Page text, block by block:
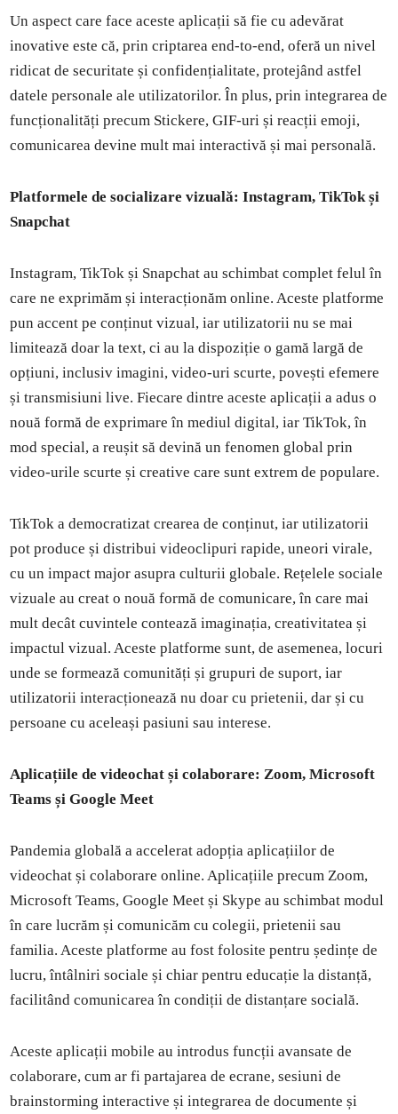
Un aspect care face aceste aplicații să fie cu adevărat
inovative este că, prin criptarea end-to-end, oferă un nivel
ridicat de securitate și confidențialitate, protejând astfel
datele personale ale utilizatorilor. În plus, prin integrarea de
funcționalități precum Stickere, GIF-uri și reacții emoji,
comunicarea devine mult mai interactivă și mai personală.
Platformele de socializare vizuală: Instagram, TikTok și
Snapchat
Instagram, TikTok și Snapchat au schimbat complet felul în
care ne exprimăm și interacționăm online. Aceste platforme
pun accent pe conținut vizual, iar utilizatorii nu se mai
limitează doar la text, ci au la dispoziție o gamă largă de
opțiuni, inclusiv imagini, video-uri scurte, povești efemere
și transmisiuni live. Fiecare dintre aceste aplicații a adus o
nouă formă de exprimare în mediul digital, iar TikTok, în
mod special, a reușit să devină un fenomen global prin
video-urile scurte și creative care sunt extrem de populare.
TikTok a democratizat crearea de conținut, iar utilizatorii
pot produce și distribui videoclipuri rapide, uneori virale,
cu un impact major asupra culturii globale. Rețelele sociale
vizuale au creat o nouă formă de comunicare, în care mai
mult decât cuvintele contează imaginația, creativitatea și
impactul vizual. Aceste platforme sunt, de asemenea, locuri
unde se formează comunități și grupuri de suport, iar
utilizatorii interacționează nu doar cu prietenii, dar și cu
persoane cu aceleași pasiuni sau interese.
Aplicațiile de videochat și colaborare: Zoom, Microsoft
Teams și Google Meet
Pandemia globală a accelerat adopția aplicațiilor de
videochat și colaborare online. Aplicațiile precum Zoom,
Microsoft Teams, Google Meet și Skype au schimbat modul
în care lucrăm și comunicăm cu colegii, prietenii sau
familia. Aceste platforme au fost folosite pentru ședințe de
lucru, întâlniri sociale și chiar pentru educație la distanță,
facilitând comunicarea în condiții de distanțare socială.
Aceste aplicații mobile au introdus funcții avansate de
colaborare, cum ar fi partajarea de ecrane, sesiuni de
brainstorming interactive și integrarea de documente și